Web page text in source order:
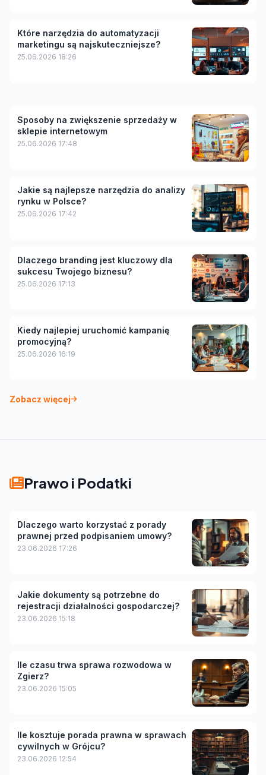
Które narzędzia do automatyzacji
marketingu są najskuteczniejsze?
25.06.2026 18:26
Sposoby na zwiększenie sprzedaży w
sklepie internetowym
25.06.2026 17:48
Jakie są najlepsze narzędzia do analizy
rynku w Polsce?
25.06.2026 17:42
Dlaczego branding jest kluczowy dla
sukcesu Twojego biznesu?
25.06.2026 17:13
Kiedy najlepiej uruchomić kampanię
promocyjną?
25.06.2026 16:19
Zobacz więcej
Prawo i Podatki
Dlaczego warto korzystać z porady
prawnej przed podpisaniem umowy?
23.06.2026 17:26
Jakie dokumenty są potrzebne do
rejestracji działalności gospodarczej?
23.06.2026 15:18
Ile czasu trwa sprawa rozwodowa w
Zgierz?
23.06.2026 15:05
Ile kosztuje porada prawna w sprawach
cywilnych w Grójcu?
23.06.2026 12:54